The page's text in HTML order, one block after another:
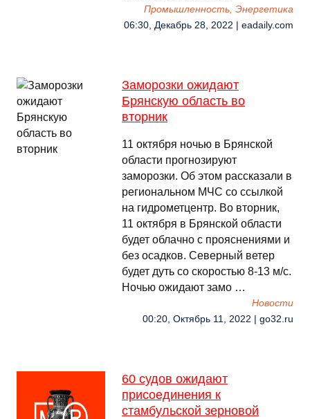
Промышленность, Энергетика
06:30, Декабрь 28, 2022 | eadaily.com
Заморозки ожидают
Брянскую область во
вторник
11 октября ночью в Брянской
области прогнозируют
заморозки. Об этом рассказали в
региональном МЧС со ссылкой
на гидрометцентр. Во вторник,
11 октября в Брянской области
будет облачно с прояснениями и
без осадков. Северный ветер
будет дуть со скоростью 8-13 м/с.
Ночью ожидают замо …
Новости
00:20, Октябрь 11, 2022 | go32.ru
60 судов ожидают
присоединения к
стамбульской зерновой